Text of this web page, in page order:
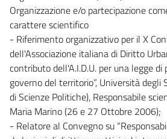
Organizzazione e/o partecipazione
carattere scientifico
- Riferimento organizzativo per il X
dell'Associazione italiana di Diritto
contributo dell'A.I.D.U. per una legge
governo del territorio”, Università degli
di Scienze Politiche), Responsabile
Maria Marino (26 e 27 Ottobre 2006);
- Relatore al Convegno su